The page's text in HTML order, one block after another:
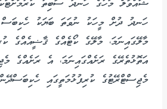
ޝައްވާލް މަހުގެ ހަނދު ސާބިތު
ހަނދު ދުށް މީހަކު ނުވަތަ ބަޔަކު ހެކިބަސް
މާލޭގައިނަމަ، މާލޭގެ ކޯޓެއްގެ ޤާޟީއެއްގެ
އަތޮޅުތެރޭގެ ރަށެއްގައިނަމަ، އެ ރަށެއްގެ
މެޖިސްޓްރޭޓުގެ ކުރިފުޅުމަތީގައި